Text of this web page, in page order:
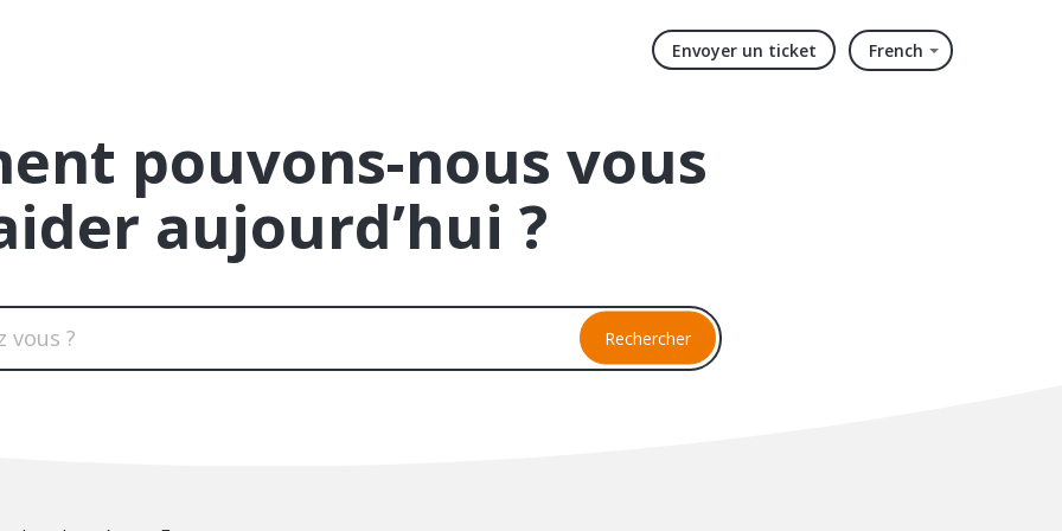
Envoyer un ticket French
pouvons-nous vous
aujourd’hui ?
Rechercher